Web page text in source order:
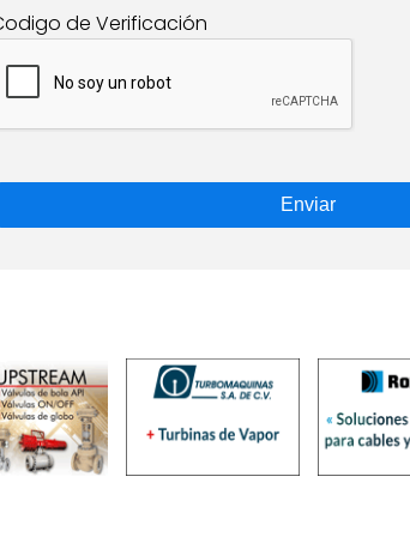
de Verificación
Enviar